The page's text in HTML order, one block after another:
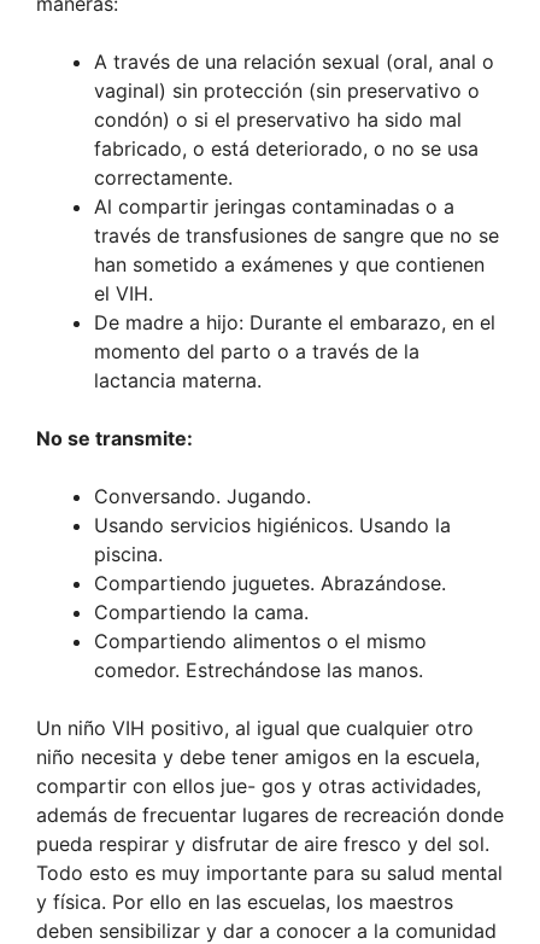
A través de una relación sexual (oral, anal o
vaginal) sin protección (sin preservativo o
condón) o si el preservativo ha sido mal
fabricado, o está deteriorado, o no se usa
correctamente.
Al compartir jeringas contaminadas o a
través de transfusiones de sangre que no se
han sometido a exámenes y que contienen
el VIH.
De madre a hijo: Durante el embarazo, en el
momento del parto o a través de la
lactancia materna.
No se transmite:
Conversando. Jugando.
Usando servicios higiénicos. Usando la
piscina.
Compartiendo juguetes. Abrazándose.
Compartiendo la cama.
Compartiendo alimentos o el mismo
comedor. Estrechándose las manos.
Un niño VIH positivo, al igual que cualquier otro
niño necesita y debe tener amigos en la escuela,
compartir con ellos jue- gos y otras actividades,
además de frecuentar lugares de recreación donde
pueda respirar y disfrutar de aire fresco y del sol.
Todo esto es muy importante para su salud mental
y física. Por ello en las escuelas, los maestros
deben sensibilizar y dar a conocer a la comunidad